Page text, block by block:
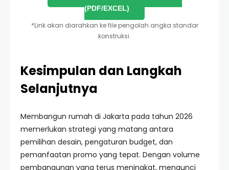
(PDF/EXCEL)
*Link akan diarahkan ke file pengolah angka standar
konstruksi.
Kesimpulan dan Langkah
Selanjutnya
Membangun rumah di Jakarta pada tahun 2026
memerlukan strategi yang matang antara
pemilihan desain, pengaturan budget, dan
pemanfaatan promo yang tepat. Dengan volume
pembangunan yang terus meningkat, mengunci